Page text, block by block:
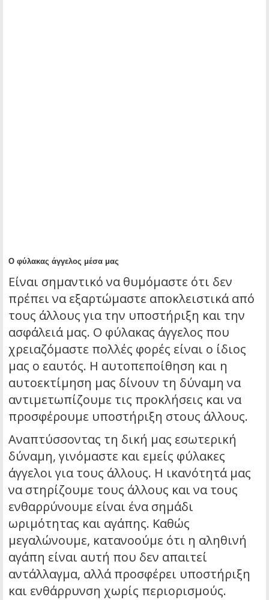
Ο φύλακας άγγελος μέσα μας
Είναι σημαντικό να θυμόμαστε ότι δεν
πρέπει να εξαρτώμαστε αποκλειστικά από
τους άλλους για την υποστήριξη και την
ασφάλειά μας. Ο φύλακας άγγελος που
χρειαζόμαστε πολλές φορές είναι ο ίδιος
μας ο εαυτός. Η αυτοπεποίθηση και η
αυτοεκτίμηση μας δίνουν τη δύναμη να
αντιμετωπίζουμε τις προκλήσεις και να
προσφέρουμε υποστήριξη στους άλλους.
Αναπτύσσοντας τη δική μας εσωτερική
δύναμη, γινόμαστε και εμείς φύλακες
άγγελοι για τους άλλους. Η ικανότητά μας
να στηρίζουμε τους άλλους και να τους
ενθαρρύνουμε είναι ένα σημάδι
ωριμότητας και αγάπης. Καθώς
μεγαλώνουμε, κατανοούμε ότι η αληθινή
αγάπη είναι αυτή που δεν απαιτεί
αντάλλαγμα, αλλά προσφέρει υποστήριξη
και ενθάρρυνση χωρίς περιορισμούς.